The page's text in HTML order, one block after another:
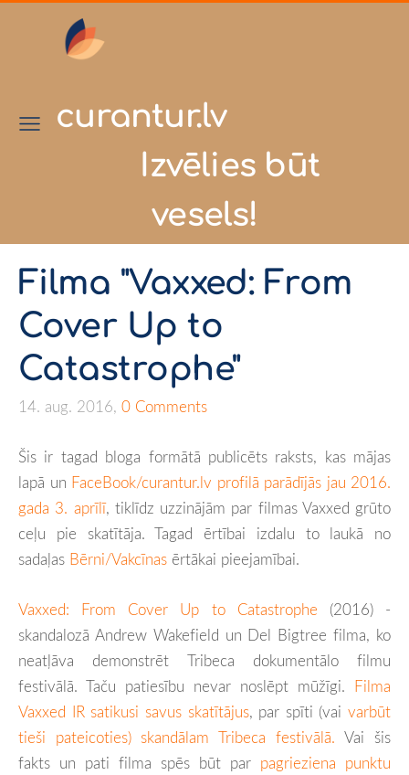
curantur.lv
Izvēlies būt
vesels!
Filma "Vaxxed: From
Cover Up to
Catastrophe"
14. aug. 2016, 0 Comments
Šis ir tagad bloga formātā publicēts raksts, kas mājas
lapā un FaceBook/curantur.lv profilā parādījās jau 2016.
gada 3. aprīlī, tiklīdz uzzinājām par filmas Vaxxed grūto
ceļu pie skatītāja. Tagad ērtībai izdalu to laukā no
sadaļas Bērni/Vakcīnas ērtākai pieejamībai.
Vaxxed: From Cover Up to Catastrophe (2016) -
skandalozā Andrew Wakefield un Del Bigtree filma, ko
neatļāva demonstrēt Tribeca dokumentālo filmu
festivālā. Taču patiesību nevar noslēpt mūžīgi. Filma
Vaxxed IR satikusi savus skatītājus, par spīti (vai varbūt
tieši pateicoties) skandālam Tribeca festivālā. Vai šis
fakts un pati filma spēs būt par pagrieziena punktu